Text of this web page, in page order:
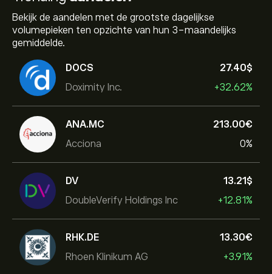
Bekijk de aandelen met de grootste dagelijkse
volumepieken ten opzichte van hun 3-maandelijks
gemiddelde.
DOCS
Doximity Inc.
27.40‎$‎
+32.62%
ANA.MC
Acciona
213.00‎€‎
0%
DV
DoubleVerify Holdings Inc
13.21‎$‎
+12.81%
RHK.DE
Rhoen Klinikum AG
13.30‎€‎
+3.91%